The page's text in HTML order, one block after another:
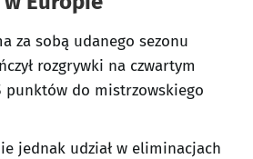
za sobą udanego sezonu
rozgrywki na czwartym
punktów do mistrzowskiego
jednak udział w eliminacjach